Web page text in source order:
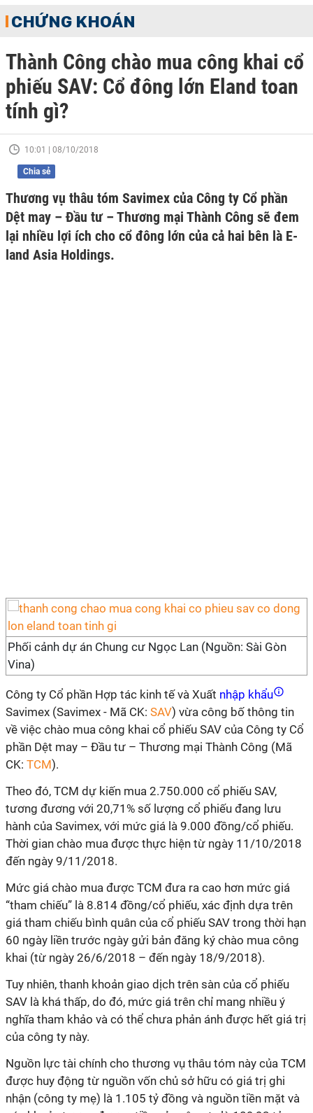
CHỨNG KHOÁN
Thành Công chào mua công khai cổ
phiếu SAV: Cổ đông lớn Eland toan
tính gì?
10:01 | 08/10/2018
Chia sẻ
Thương vụ thâu tóm Savimex của Công ty Cổ phần
Dệt may – Đầu tư – Thương mại Thành Công sẽ đem
lại nhiều lợi ích cho cổ đông lớn của cả hai bên là E-
land Asia Holdings.
Phối cảnh dự án Chung cư Ngọc Lan (Nguồn: Sài Gòn
Vina)
Công ty Cổ phần Hợp tác kinh tế và Xuất nhập khẩu
Savimex (Savimex - Mã CK: SAV) vừa công bố thông tin
về việc chào mua công khai cổ phiếu SAV của Công ty Cổ
phần Dệt may – Đầu tư – Thương mại Thành Công (Mã
CK: TCM).
Theo đó, TCM dự kiến mua 2.750.000 cổ phiếu SAV,
tương đương với 20,71% số lượng cổ phiếu đang lưu
hành của Savimex, với mức giá là 9.000 đồng/cổ phiếu.
Thời gian chào mua được thực hiện từ ngày 11/10/2018
đến ngày 9/11/2018.
Mức giá chào mua được TCM đưa ra cao hơn mức giá
“tham chiếu” là 8.814 đồng/cổ phiếu, xác định dựa trên
giá tham chiếu bình quân của cổ phiếu SAV trong thời hạn
60 ngày liền trước ngày gửi bản đăng ký chào mua công
khai (từ ngày 26/6/2018 – đến ngày 18/9/2018).
Tuy nhiên, thanh khoản giao dịch trên sàn của cổ phiếu
SAV là khá thấp, do đó, mức giá trên chỉ mang nhiều ý
nghĩa tham khảo và có thể chưa phản ánh được hết giá trị
của công ty này.
Nguồn lực tài chính cho thương vụ thâu tóm này của TCM
được huy động từ nguồn vốn chủ sở hữu có giá trị ghi
nhận (công ty mẹ) là 1.105 tỷ đồng và nguồn tiền mặt và